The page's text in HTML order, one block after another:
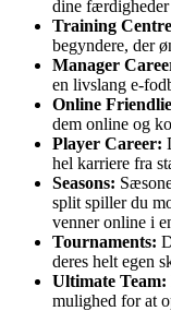
dine
Training
begyndere, der
Manager
en livslang e-
Online
dem online og
Player Career:
hel karriere fra
Seasons:
split spiller du
venner online i
Tournaments:
deres helt egen
Ultimate Team:
mulighed for at